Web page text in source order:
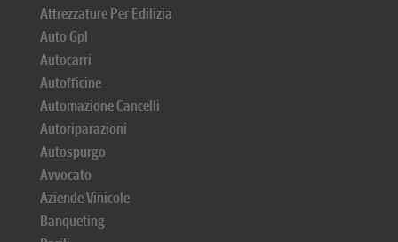
Attrezzature Per Edilizia
Auto Gpl
Autocarri
Autofficine
Automazione Cancelli
Autoriparazioni
Autospurgo
Avvocato
Aziende Vinicole
Banqueting